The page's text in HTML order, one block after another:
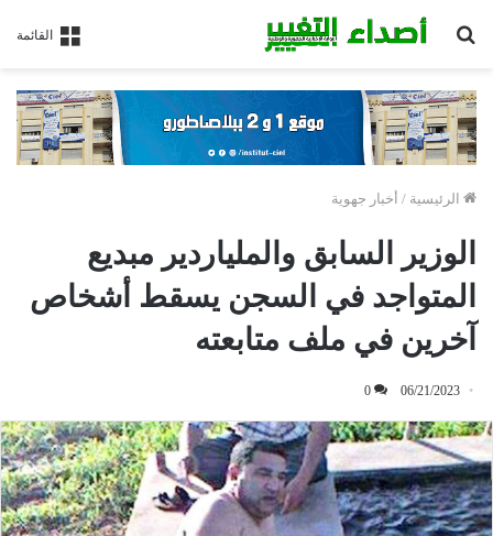
القائمة
الرئيسية / أخبار جهوية
الوزير السابق والملياردير مبديع
المتواجد في السجن يسقط أشخاص
آخرين في ملف متابعته
06/21/2023
0